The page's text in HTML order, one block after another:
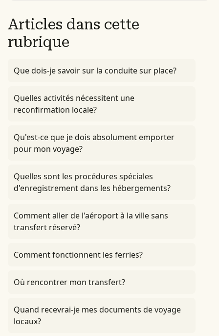
Articles dans cette
rubrique
Que dois-je savoir sur la conduite sur place?
Quelles activités nécessitent une
reconfirmation locale?
Qu'est-ce que je dois absolument emporter
pour mon voyage?
Quelles sont les procédures spéciales
d'enregistrement dans les hébergements?
Comment aller de l'aéroport à la ville sans
transfert réservé?
Comment fonctionnent les ferries?
Où rencontrer mon transfert?
Quand recevrai-je mes documents de voyage
locaux?